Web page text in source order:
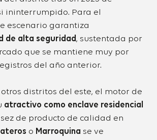
ininterrumpido. Para el
escenario garantiza
de alta seguridad, sustentada por
que se mantiene muy por
del año anterior.
distritos del este, el motor de
atractivo como enclave residencial
de producto de calidad en
o Marroquina se ve